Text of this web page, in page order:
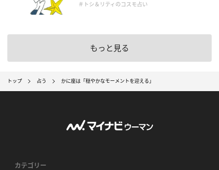
＃トシ＆リティのコスモ占い
もっと見る
トップ 占う かに座は「穏やかなモーメントを迎える」
カテゴリー